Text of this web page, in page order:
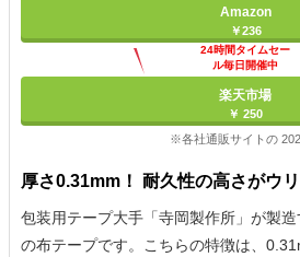
Amazon
￥236
24時間タイムセー
ル毎日開催中
楽天市場
￥ 250
※各社通販サイトの
厚さ0.31mm！ 耐久性の高さがウリ
包装用テープ大手「寺岡製作所」が製
の布テープです。こちらの特徴は、